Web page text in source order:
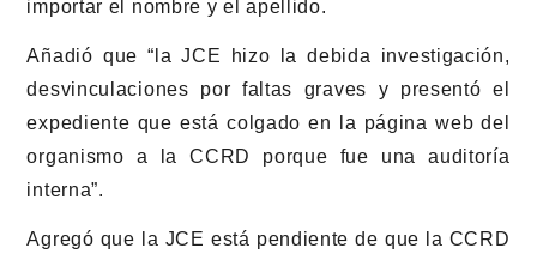
importar el nombre y el apellido.
Añadió que “la JCE hizo la debida investigación,
desvinculaciones por faltas graves y presentó el
expediente que está colgado en la página web del
organismo a la CCRD porque fue una auditoría
interna”.
Agregó que la JCE está pendiente de que la CCRD